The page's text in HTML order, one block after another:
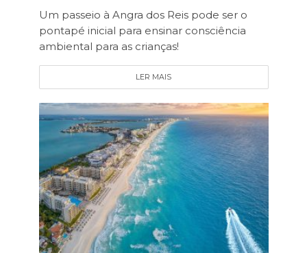
Um passeio à Angra dos Reis pode ser o
pontapé inicial para ensinar consciência
ambiental para as crianças!
LER MAIS